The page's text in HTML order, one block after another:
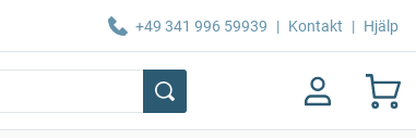
+49 341 996 59939 | Kontakt | Hjälp